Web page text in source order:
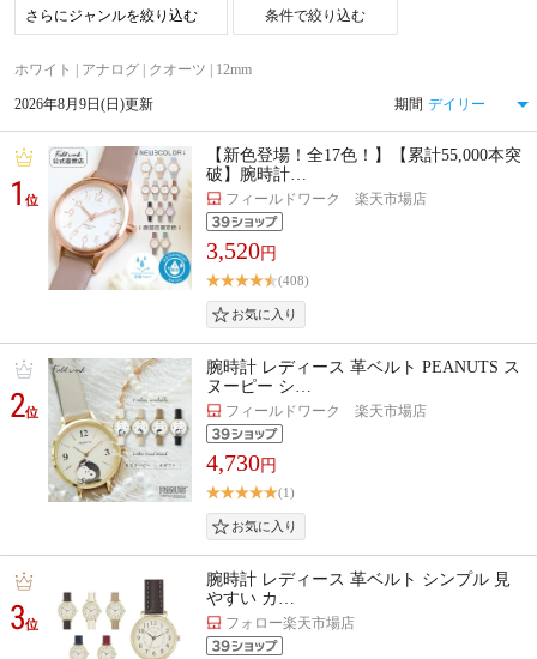
条件で絞り込む
ホワイト | アナログ | クオーツ | 12mm
2026年8月9日(日)更新 期間
1位
【新色登場！全17色！】【累計55,000本突
破】腕時計…
フィールドワーク 楽天市場店
3,520円
(408)
2位
腕時計 レディース 革ベルト PEANUTS ス
ヌーピー シ…
フィールドワーク 楽天市場店
4,730円
(1)
3位
腕時計 レディース 革ベルト シンプル 見
やすい カ…
フォロー楽天市場店